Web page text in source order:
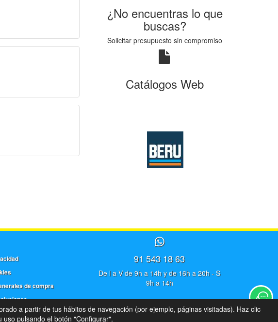
¿No encuentras lo que
buscas?
Solicitar presupuesto sin compromiso
Catálogos Web
de compra
91 543 18 63
De l a V de 9h a 14h y de 16h a 20h - S
9h a 14h
a partir de tus hábitos de navegación (por ejemplo, páginas visitadas). Haz clic
pulsando el botón "Configurar".